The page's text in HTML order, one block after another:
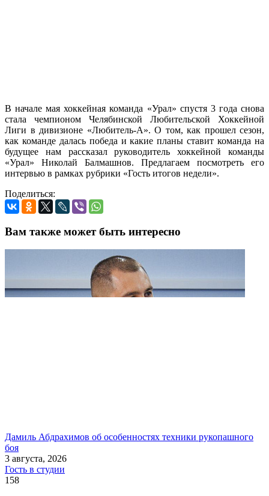
В начале мая хоккейная команда «Урал» спустя 3 года снова
стала чемпионом Челябинской Любительской Хоккейной
Лиги в дивизионе «Любитель-А». О том, как прошел сезон,
как команде далась победа и какие планы ставит команда на
будущее нам рассказал руководитель хоккейной команды
«Урал» Николай Балмашнов. Предлагаем посмотреть его
интервью в рамках рубрики «Гость итогов недели».
Поделиться:
Вам также может быть интересно
Дамиль Абдрахимов об особенностях техники рукопашного
боя
3 августа, 2026
Гость в студии
158